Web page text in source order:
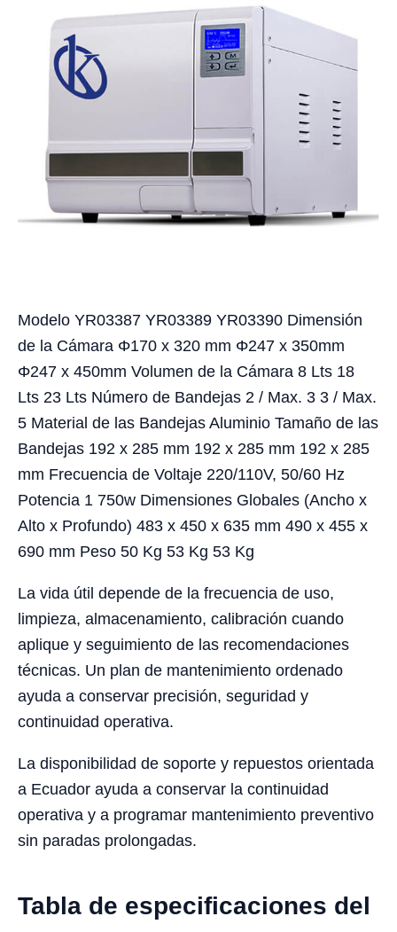
Modelo YR03387 YR03389 YR03390 Dimensión
de la Cámara Φ170 x 320 mm Φ247 x 350mm
Φ247 x 450mm Volumen de la Cámara 8 Lts 18
Lts 23 Lts Número de Bandejas 2 / Max. 3 3 / Max.
5 Material de las Bandejas Aluminio Tamaño de las
Bandejas 192 x 285 mm 192 x 285 mm 192 x 285
mm Frecuencia de Voltaje 220/110V, 50/60 Hz
Potencia 1 750w Dimensiones Globales (Ancho x
Alto x Profundo) 483 x 450 x 635 mm 490 x 455 x
690 mm Peso 50 Kg 53 Kg 53 Kg
La vida útil depende de la frecuencia de uso,
limpieza, almacenamiento, calibración cuando
aplique y seguimiento de las recomendaciones
técnicas. Un plan de mantenimiento ordenado
ayuda a conservar precisión, seguridad y
continuidad operativa.
La disponibilidad de soporte y repuestos orientada
a Ecuador ayuda a conservar la continuidad
operativa y a programar mantenimiento preventivo
sin paradas prolongadas.
Tabla de especificaciones del